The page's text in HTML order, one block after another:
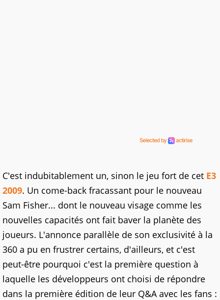
C'est indubitablement un, sinon le jeu fort de cet E3
2009. Un come-back fracassant pour le nouveau
Sam Fisher... dont le nouveau visage comme les
nouvelles capacités ont fait baver la planète des
joueurs. L'annonce parallèle de son exclusivité à la
360 a pu en frustrer certains, d'ailleurs, et c'est
peut-être pourquoi c'est la première question à
laquelle les développeurs ont choisi de répondre
dans la première édition de leur Q&A avec les fans :